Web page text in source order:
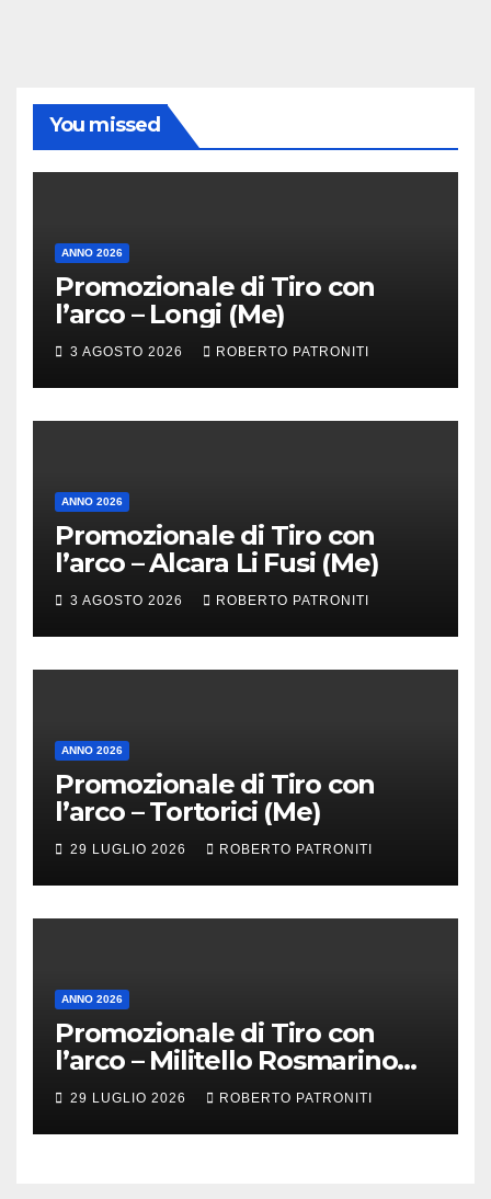
You missed
ANNO 2026
Promozionale di Tiro con
l’arco – Longi (Me)
3 AGOSTO 2026 ROBERTO PATRONITI
ANNO 2026
Promozionale di Tiro con
l’arco – Alcara Li Fusi (Me)
3 AGOSTO 2026 ROBERTO PATRONITI
ANNO 2026
Promozionale di Tiro con
l’arco – Tortorici (Me)
29 LUGLIO 2026 ROBERTO PATRONITI
ANNO 2026
Promozionale di Tiro con
l’arco – Militello Rosmarino
(Me)
29 LUGLIO 2026 ROBERTO PATRONITI